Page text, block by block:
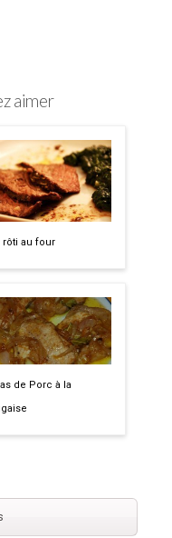
aimer
rôti au four
de Porc à la